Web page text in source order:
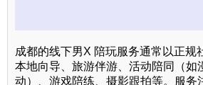
成都的线下男X 陪玩服务通常以正规
本地向导、旅游伴游、活动陪同（如
动）、游戏陪练、摄影跟拍等。服务